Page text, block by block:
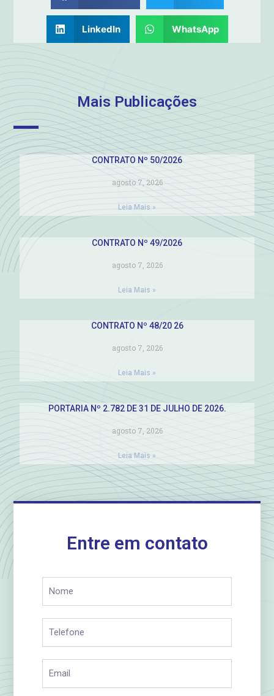
LinkedIn WhatsApp
Mais Publicações
CONTRATO Nº 50/2026
agosto 7, 2026
Leia Mais »
CONTRATO Nº 49/2026
agosto 7, 2026
Leia Mais »
CONTRATO Nº 48/20 26
agosto 7, 2026
Leia Mais »
PORTARIA Nº 2.782 DE 31 DE JULHO DE 2026.
agosto 7, 2026
Leia Mais »
Entre em contato